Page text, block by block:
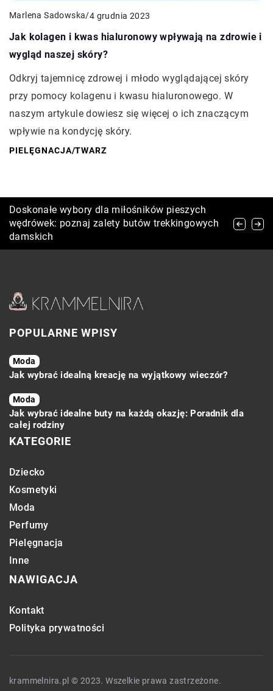
Marlena Sadowska/4 grudnia 2023
Jak kolagen i kwas hialuronowy wpływają na zdrowie i
wygląd naszej skóry?
Odkryj tajemnicę zdrowej i młodo wyglądającej skóry
przy pomocy kolagenu i kwasu hialuronowego. W
naszym artykule dowiesz się więcej o ich znaczącym
wpływie na kondycję skóry.
PIELĘGNACJA/TWARZ
Najpopularniejsze gry dla dzieci
Doskonałe wybory dla miłośników pieszych
wędrówek: poznaj zalety butów trekkingowych
damskich
Inspiracje i pomysły na oryginalne przebrania
dla maluchów na bal karnawałowy
POPULARNE WPISY
Moda
Jak wybrać idealną kreację na wyjątkowy wieczór?
Moda
Jak wybrać idealne buty na każdą okazję: Poradnik dla
całej rodziny
KATEGORIE
Dziecko
Kosmetyki
Moda
Perfumy
Pielęgnacja
Inne
NAWIGACJA
Kontakt
Polityka prywatności
krammelnira.pl © 2023. Wszelkie prawa zastrzeżone.